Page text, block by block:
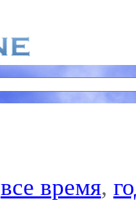
все время,